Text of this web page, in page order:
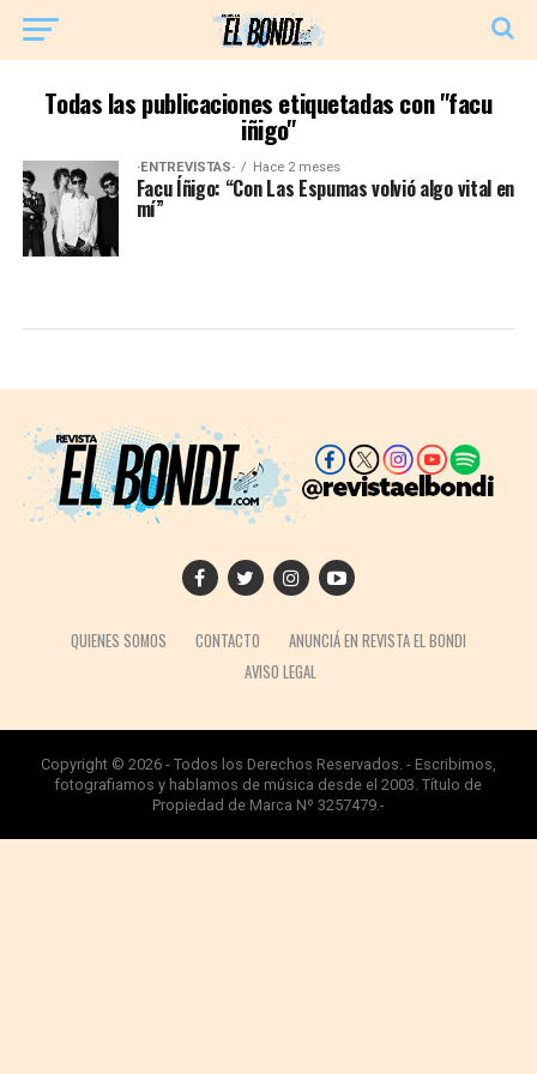
Todas las publicaciones etiquetadas con "facu
iñigo"
·ENTREVISTAS· Hace 2 meses
Facu Íñigo: “Con Las Espumas volvió algo vital en
mí”
QUIENES SOMOS CONTACTO
ANUNCIÁ EN REVISTA EL BONDI
AVISO LEGAL
Copyright © 2026 - Todos los Derechos Reservados. - Escribimos,
fotografiamos y hablamos de música desde el 2003. Título de
Propiedad de Marca Nº 3257479.-